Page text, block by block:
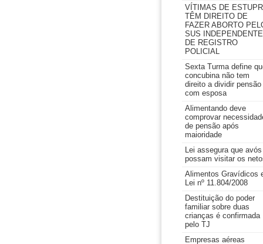
VÍTIMAS DE
TÊM DIREITO DE
FAZER ABORTO
SUS INDEPENDENTE
DE REGISTRO
POLICIAL
Sexta Turma define
concubina não tem
direito a dividir pensão
com esposa
Alimentando deve
comprovar
de pensão após
maioridade
Lei assegura que avós
possam visitar os
Alimentos Gravídicos
Lei nº 11.804/2008
Destituição do poder
familiar sobre duas
crianças é confirmada
pelo TJ
Empresas aéreas